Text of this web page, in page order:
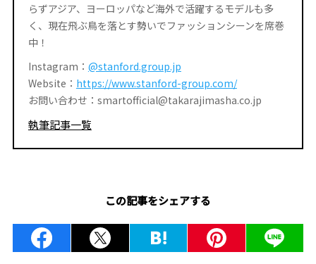
らずアジア、ヨーロッパなど海外で活躍するモデルも多
く、現在飛ぶ鳥を落とす勢いでファッションシーンを席巻
中！
Instagram： @stanford.group.jp
Website： https://www.stanford-group.com/
お問い合わせ：smartofficial@takarajimasha.co.jp
執筆記事一覧
この記事をシェアする